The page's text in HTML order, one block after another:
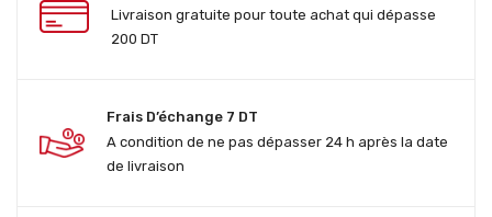
Livraison gratuite pour toute achat qui dépasse
200 DT
Frais D’échange 7 DT
A condition de ne pas dépasser 24 h après la date
de livraison